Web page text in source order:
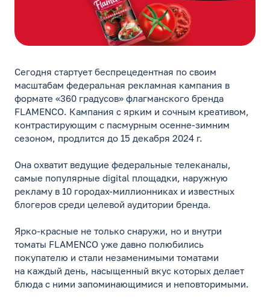
Сегодня стартует беспрецедентная по своим
масштабам федеральная рекламная кампания в
формате «360 градусов» флагманского бренда
FLAMENCO. Кампания с ярким и сочным креативом,
контрастирующим с пасмурным осенне-зимним
сезоном, продлится до 15 декабря 2024 г.
Она охватит ведущие федеральные телеканалы,
самые популярные digital площадки, наружную
рекламу в 10 городах-миллионниках и известных
блогеров среди целевой аудитории бренда.
Ярко-красные не только снаружи, но и внутри
томаты FLAMENCO уже давно полюбились
покупателю и стали незаменимыми томатами
на каждый день, насыщенный вкус которых делает
блюда с ними запоминающимися и неповторимыми.